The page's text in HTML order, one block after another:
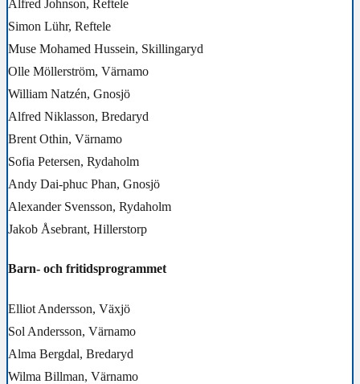
Alfred Johnson, Reftele
Simon Lühr, Reftele
Muse Mohamed Hussein, Skillingaryd
Olle Möllerström, Värnamo
William Natzén, Gnosjö
Alfred Niklasson, Bredaryd
Brent Othin, Värnamo
Sofia Petersen, Rydaholm
Andy Dai-phuc Phan, Gnosjö
Alexander Svensson, Rydaholm
Jakob Åsebrant, Hillerstorp
Barn- och fritidsprogrammet
Elliot Andersson, Växjö
Sol Andersson, Värnamo
Alma Bergdal, Bredaryd
Wilma Billman, Värnamo